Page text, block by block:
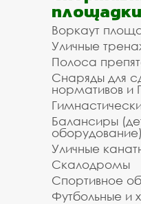
площадки
Воркаут
Уличные
Полоса
Снаряды для
нормативов и
Балансиры
оборудование)
Уличные
Скалодромы
Спортивное
Футбольные и